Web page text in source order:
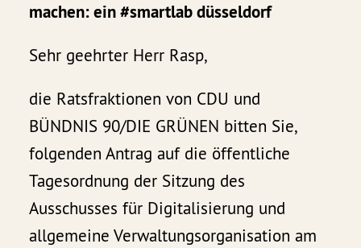
machen: ein #smartlab düsseldorf
Sehr geehrter Herr Rasp,
die Ratsfraktionen von CDU und
BÜNDNIS 90/DIE GRÜNEN bitten Sie,
folgenden Antrag auf die öffentliche
Tagesordnung der Sitzung des
Ausschusses für Digitalisierung und
allgemeine Verwaltungsorganisation am